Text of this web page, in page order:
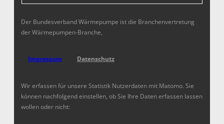
Der Bundesverband Wärmepumpe ist die Branchenvertretung
der Wärmepumpen-Branche,
Impressum Datenschutz
Wir erfassen für unsere Statistik Nutzerdaten mit Matomo. Sie
können nachfolgend einstellen, ob Sie Ihre Daten erfassen lassen
wollen oder nicht: